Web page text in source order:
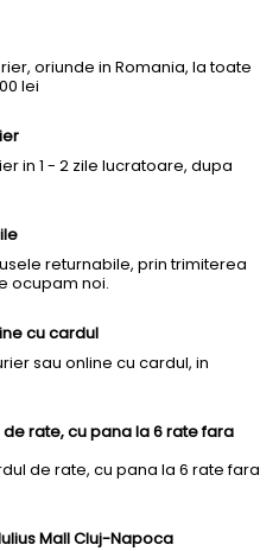
oriunde in Romania, la toate
lei
in 1 - 2 zile lucratoare, dupa
returnabile, prin trimiterea
ocupam noi.
cu cardul
sau online cu cardul, in
rate, cu pana la 6 rate fara
de rate, cu pana la 6 rate fara
Mall Cluj-Napoca